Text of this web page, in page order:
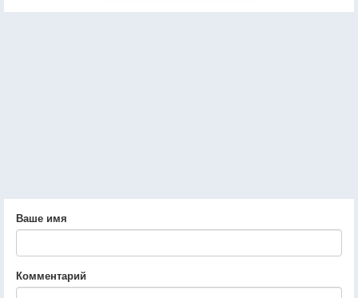
Ваше имя
Комментарий